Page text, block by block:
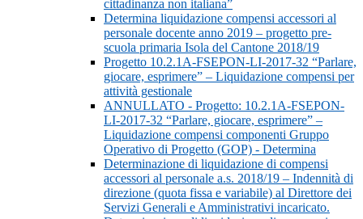
cittadinanza non italiana”
Determina liquidazione compensi accessori al
personale docente anno 2019 – progetto pre-
scuola primaria Isola del Cantone 2018/19
Progetto 10.2.1A-FSEPON-LI-2017-32 “Parlare,
giocare, esprimere” – Liquidazione compensi per
attività gestionale
ANNULLATO - Progetto: 10.2.1A-FSEPON-
LI-2017-32 “Parlare, giocare, esprimere” –
Liquidazione compensi componenti Gruppo
Operativo di Progetto (GOP) - Determina
Determinazione di liquidazione di compensi
accessori al personale a.s. 2018/19 – Indennità di
direzione (quota fissa e variabile) al Direttore dei
Servizi Generali e Amministrativi incaricato.